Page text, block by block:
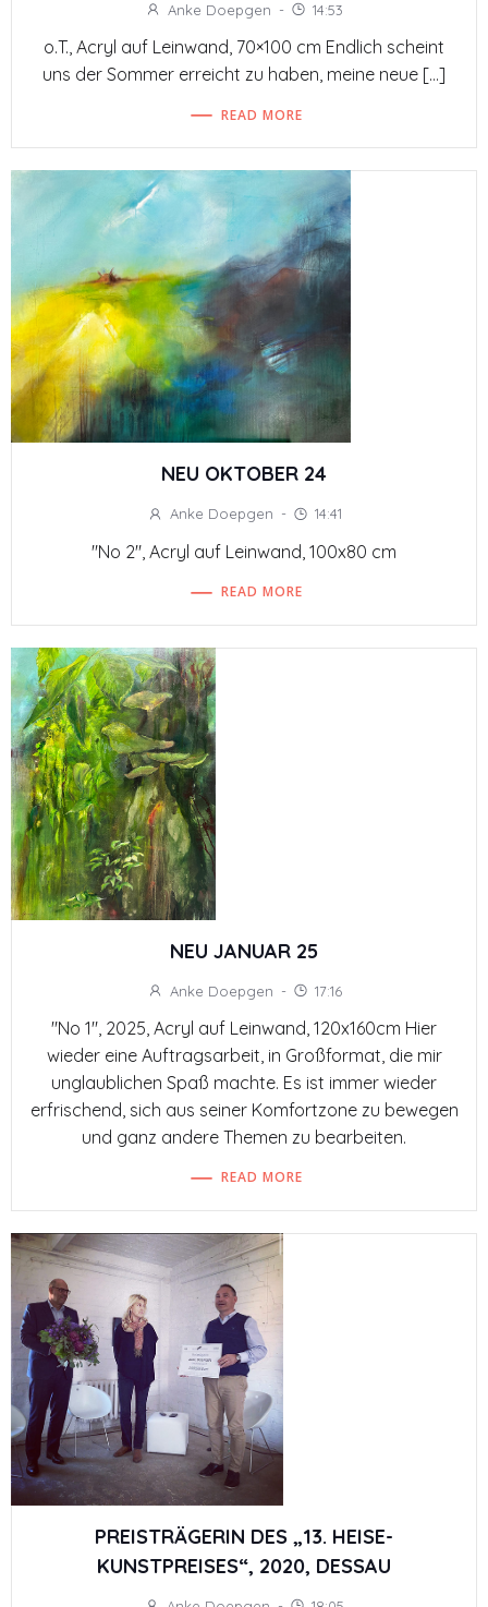
Anke Doepgen - 14:53
o.T., Acryl auf Leinwand, 70×100 cm Endlich scheint
uns der Sommer erreicht zu haben, meine neue […]
READ MORE
NEU OKTOBER 24
Anke Doepgen - 14:41
"No 2", Acryl auf Leinwand, 100x80 cm
READ MORE
NEU JANUAR 25
Anke Doepgen - 17:16
"No 1", 2025, Acryl auf Leinwand, 120x160cm Hier
wieder eine Auftragsarbeit, in Großformat, die mir
unglaublichen Spaß machte. Es ist immer wieder
erfrischend, sich aus seiner Komfortzone zu bewegen
und ganz andere Themen zu bearbeiten.
READ MORE
PREISTRÄGERIN DES „13. HEISE-
KUNSTPREISES“, 2020, DESSAU